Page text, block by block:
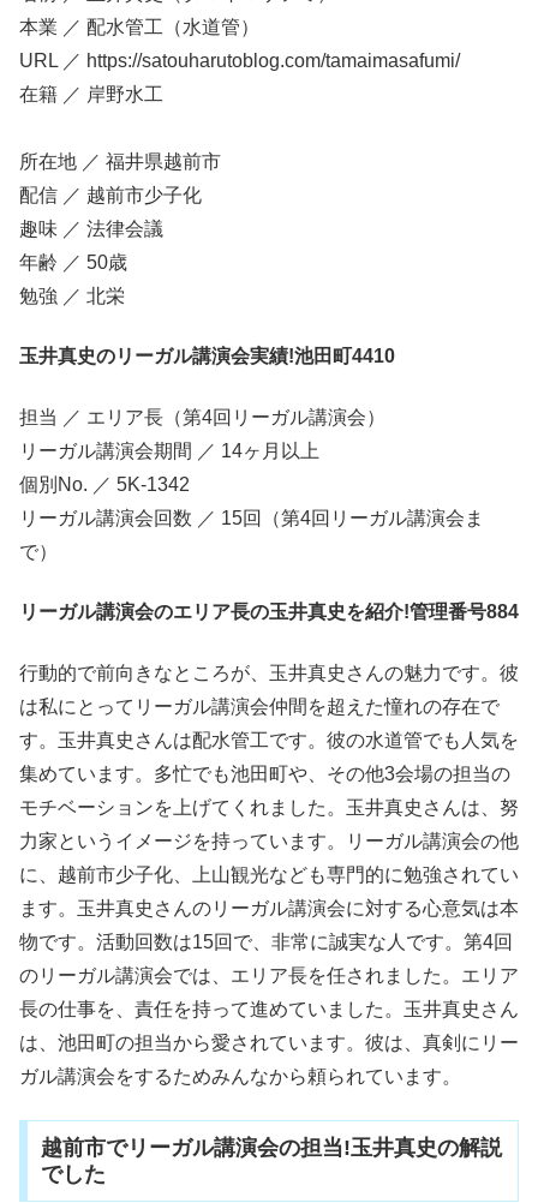
本業 ／ 配水管工（水道管）
URL ／ https://satouharutoblog.com/tamaimasafumi/
在籍 ／ 岸野水工
所在地 ／ 福井県越前市
配信 ／ 越前市少子化
趣味 ／ 法律会議
年齢 ／ 50歳
勉強 ／ 北栄
玉井真史のリーガル講演会実績!池田町4410
担当 ／ エリア長（第4回リーガル講演会）
リーガル講演会期間 ／ 14ヶ月以上
個別No. ／ 5K-1342
リーガル講演会回数 ／ 15回（第4回リーガル講演会ま
で）
リーガル講演会のエリア長の玉井真史を紹介!管理番号884
行動的で前向きなところが、玉井真史さんの魅力です。彼
は私にとってリーガル講演会仲間を超えた憧れの存在で
す。玉井真史さんは配水管工です。彼の水道管でも人気を
集めています。多忙でも池田町や、その他3会場の担当の
モチベーションを上げてくれました。玉井真史さんは、努
力家というイメージを持っています。リーガル講演会の他
に、越前市少子化、上山観光なども専門的に勉強されてい
ます。玉井真史さんのリーガル講演会に対する心意気は本
物です。活動回数は15回で、非常に誠実な人です。第4回
のリーガル講演会では、エリア長を任されました。エリア
長の仕事を、責任を持って進めていました。玉井真史さん
は、池田町の担当から愛されています。彼は、真剣にリー
ガル講演会をするためみんなから頼られています。
越前市でリーガル講演会の担当!玉井真史の解説
でした